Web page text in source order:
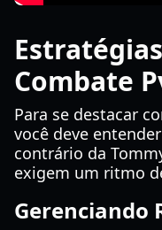
Combate
Para se destacar
você deve
contrário da
exigem um ritmo
Gerenciando